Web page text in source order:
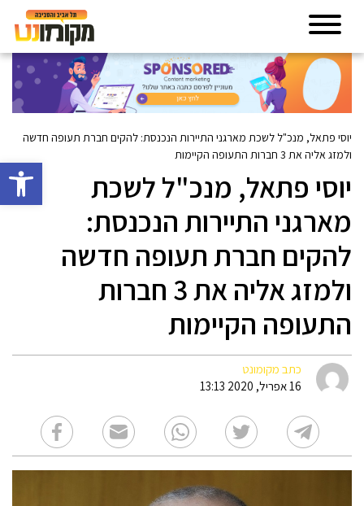
פתח
יוסי פתאל, מנכ"ל לשכת מארגני התיירות הנכנסת: להקים חברת תעופה חדשה
ולמזג אליה את 3 חברות התעופה הקיימות
יוסי פתאל, מנכ"ל לשכת
מארגני התיירות הנכנסת:
להקים חברת תעופה חדשה
ולמזג אליה את 3 חברות
התעופה הקיימות
כתב מקומונט
16 אפריל, 2020 13:13